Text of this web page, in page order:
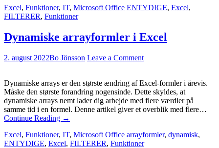
Excel, Funktioner, IT, Microsoft Office ENTYDIGE, Excel,
FILTERER, Funktioner
Dynamiske arrayformler i Excel
2. august 2022Bo Jönsson Leave a Comment
Dynamiske arrays er den største ændring af Excel-formler i årevis.
Måske den største forandring nogensinde. Dette skyldes, at
dynamiske arrays nemt lader dig arbejde med flere værdier på
samme tid i en formel. Denne artikel giver et overblik med flere…
Continue Reading →
Excel, Funktioner, IT, Microsoft Office arrayformler, dynamisk,
ENTYDIGE, Excel, FILTERER, Funktioner